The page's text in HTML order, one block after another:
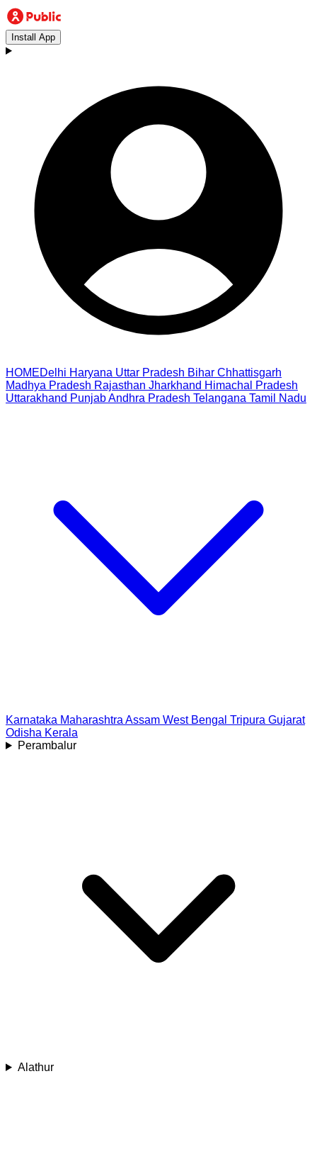
Install App
HOMEDelhi Haryana Uttar Pradesh Bihar Chhattisgarh
Madhya Pradesh Rajasthan Jharkhand Himachal Pradesh
Uttarakhand PunjabAndhra Pradesh Telangana Tamil Nadu
Karnataka Maharashtra Assam West Bengal Tripura Gujarat
Odisha Kerala
Perambalur
Alathur